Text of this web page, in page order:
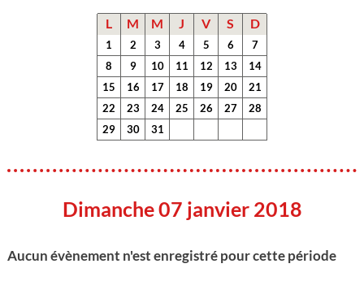
L M M J V S D
1 2 3 4 5 6
7
8
9 10 11 12 13
14
15
16 17 18 19 20
21
22
23 24 25 26 27
28
29
30 31
Dimanche 07 janvier 2018
Aucun évènement n'est enregistré pour cette période